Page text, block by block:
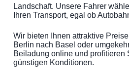
Landschaft. Unsere Fahrer
Ihren Transport, egal ob
Wir bieten Ihnen attraktive
Berlin nach Basel oder
Beiladung online und profitieren
günstigen Konditionen.